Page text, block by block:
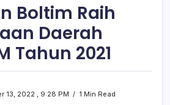
Boltim Raih
Daerah
Tahun 2021
13, 2022 , 9:28 PM
1 Min Read